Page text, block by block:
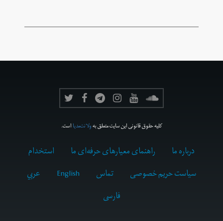
کلیه حقوق قانونی این سایت متعلق بهولانت‌مدیااست.
درباره ما راهنمای معیارهای حرفه‌ای ما
استخدام
سیاست حریم خصوصی
تماس English
عربي
فارسى